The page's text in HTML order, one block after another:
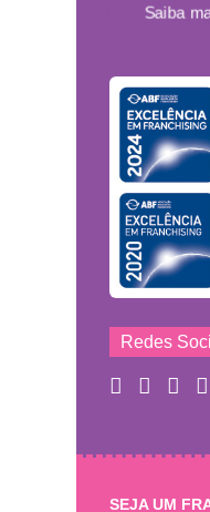
Saiba
Redes
SEJA UM